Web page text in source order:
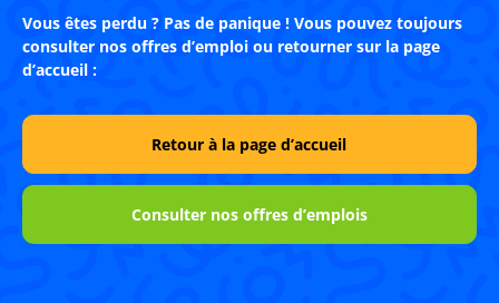
Vous êtes perdu ? Pas de panique ! Vous pouvez toujours
consulter nos offres d’emploi ou retourner sur la page
d’accueil :
Retour à la page d’accueil
Consulter nos offres d’emplois